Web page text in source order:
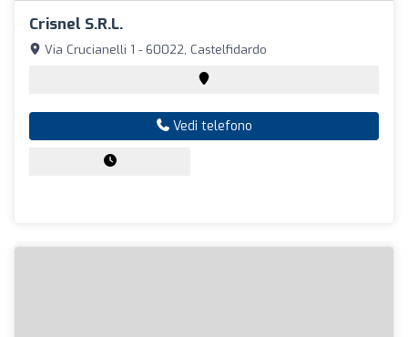
Crisnel S.R.L.
Via Crucianelli 1 - 60022, Castelfidardo
Vedi telefono